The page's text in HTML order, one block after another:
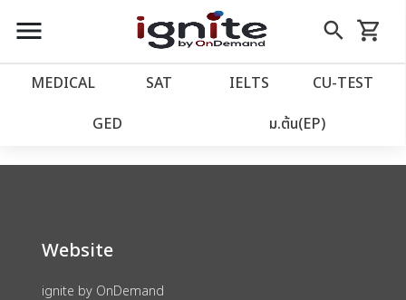
close
account_balance หน้าแรก
เว็บไซต์อิกไนท์
account_circle เข้าสู่ระบบ
menu search
Skip
to
shopping_cart
รถเข็น
MEDICAL SAT IELTS CU‑TEST
GED ม.ต้น(EP)
We could not find anything for catalog
category view s sat subject test id 379
Website
ignite by OnDemand